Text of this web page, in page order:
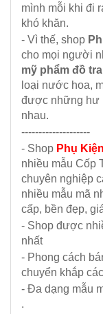
mình mỗi khi đi
khó khăn.
- Vì thế, shop
cho mọi người
mỹ phẩm đồ
loại nước hoa,
được những hư
nhau.
--------------------
- Shop Phụ
nhiều mẫu Cốp
chuyên nghiệp
nhiều mẫu mã
cấp, bền đẹp,
- Shop được
nhất
- Phong cách
chuyển khắp
- Đa dạng mẫu
.